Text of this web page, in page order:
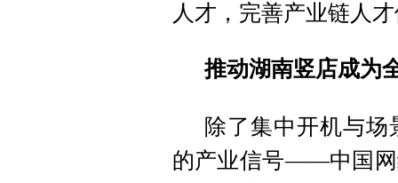
人才，完善产业链人
推动湖南竖店成为
除了集中开机与
的产业信号——中国网